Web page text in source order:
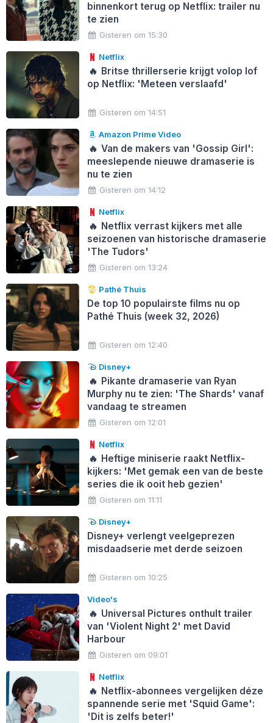
binnenkort terug op Netflix: trailer nu
te zien
Gisteren om 15:30
Netflix
🔥 Britse thrillerserie krijgt volop lof
op Netflix: 'Meteen verslaafd'
Gisteren om 14:51
Amazon Prime Video
🔥 Van de makers van 'Gossip Girl':
meeslepende nieuwe dramaserie is
nu te zien
Gisteren om 14:12
Netflix
🔥 Netflix verrast kijkers met alle
seizoenen van historische dramaserie
'The Tudors'
Gisteren om 13:24
Pathé Thuis
De top 10 populairste films nu op
Pathé Thuis (week 32, 2026)
Gisteren om 12:40
Disney+
🔥 Pikante dramaserie van Ryan
Murphy nu te zien: 'The Shards' vanaf
vandaag te streamen
Gisteren om 12:01
Netflix
🔥 Heftige miniserie raakt Netflix-
kijkers: 'Met gemak een van de beste
series die ik ooit heb gezien'
Gisteren om 11:11
Disney+
Disney+ verlengt veelgeprezen
misdaadserie met derde seizoen
Gisteren om 10:25
Video's
🔥 Universal Pictures onthult trailer
van 'Violent Night 2' met David
Harbour
Gisteren om 09:01
Netflix
🔥 Netflix-abonnees vergelijken déze
spannende serie met 'Squid Game':
'Dit is zelfs beter!'